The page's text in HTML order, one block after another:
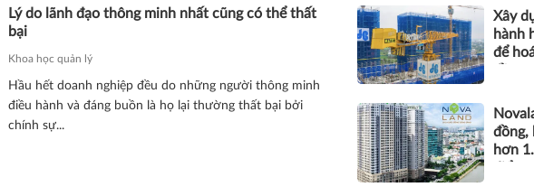
Lý do lãnh đạo thông minh nhất cũng có thể thất
bại
Khoa học quản lý
Hầu hết doanh nghiệp đều do những người thông minh
điều hành và đáng buồn là họ lại thường thất bại bởi
chính sự...
Xây
hành
để
đồng,
hơn